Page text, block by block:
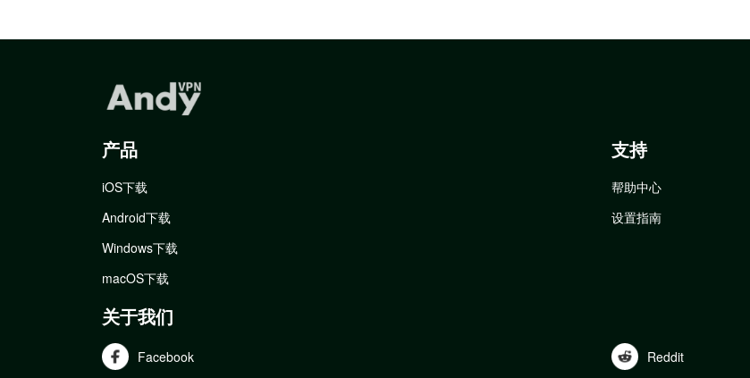
产品
iOS下载
Android下载
Windows下载
macOS下载
支持
帮助中心
设置指南
关于我们
Facebook Reddit